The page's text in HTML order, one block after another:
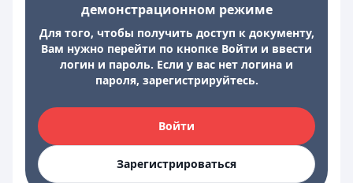
демонстрационном режиме
Для того, чтобы получить доступ к документу,
Вам нужно перейти по кнопке Войти и ввести
логин и пароль. Если у вас нет логина и
пароля, зарегистрируйтесь.
Войти
Зарегистрироваться